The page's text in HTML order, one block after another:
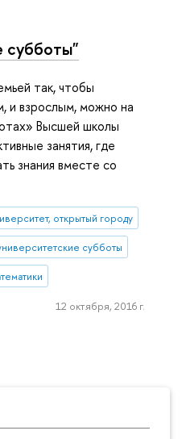
субботы"
так, чтобы
и взрослым, можно на
Высшей школы
занятия, где
знания вместе со
открытый городу
субботы
12 октября, 2016 г.